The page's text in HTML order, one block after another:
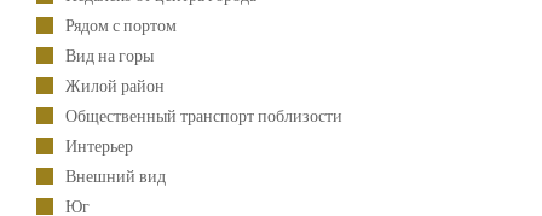
Рядом с портом
Вид на горы
Жилой район
Общественный транспорт поблизости
Интерьер
Внешний вид
Юг